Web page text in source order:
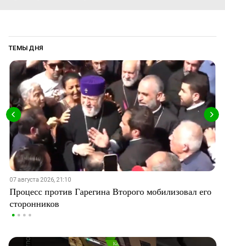
ТЕМЫ ДНЯ
07 августа 2026, 21:10
Процесс против Гарегина Второго мобилизовал его
сторонников